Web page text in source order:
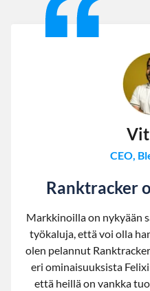
CEO,
Ranktracker
Markkinoilla on nykyään
työkaluja, että voi olla
olen pelannut
eri ominaisuuksista
että heillä on vankka